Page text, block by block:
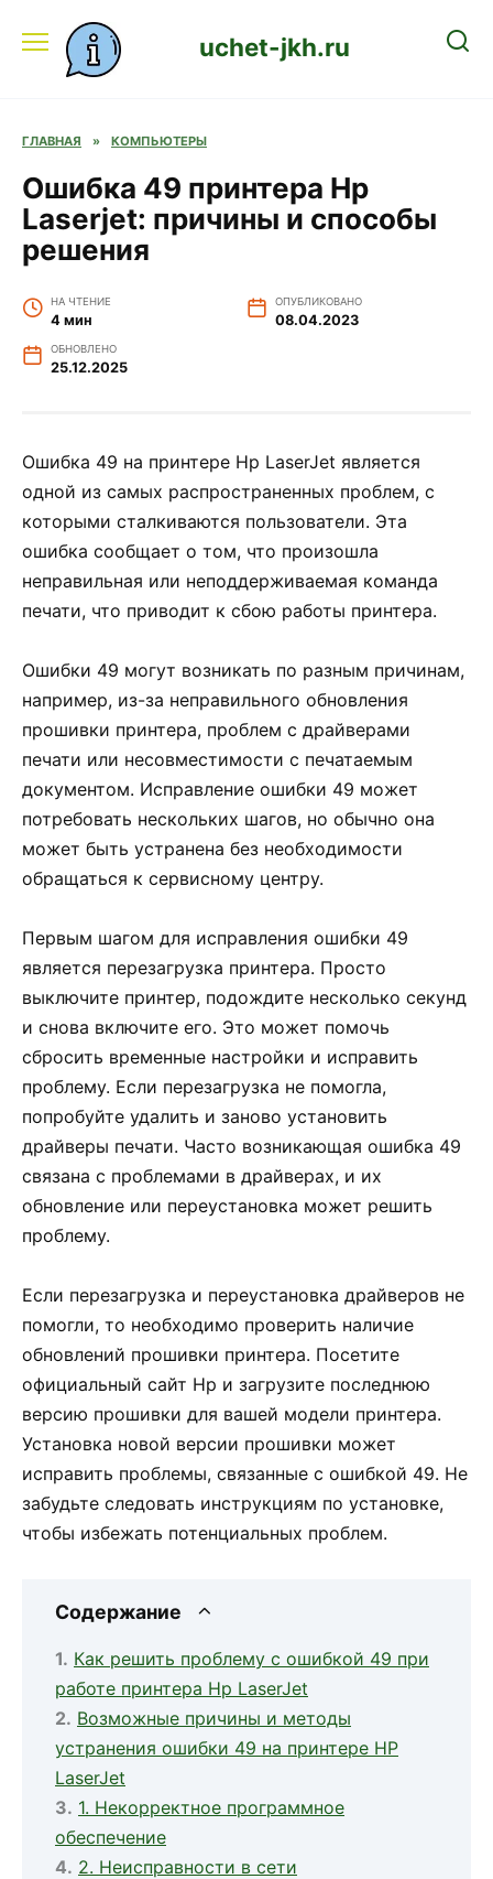
содержанию
uchet-jkh.ru
ГЛАВНАЯ » КОМПЬЮТЕРЫ
Ошибка 49 принтера Hp
Laserjet: причины и способы
решения
НА ЧТЕНИЕ
4 мин
ОПУБЛИКОВАНО
08.04.2023
ОБНОВЛЕНО
25.12.2025
Ошибка 49 на принтере Hp LaserJet является
одной из самых распространенных проблем, с
которыми сталкиваются пользователи. Эта
ошибка сообщает о том, что произошла
неправильная или неподдерживаемая команда
печати, что приводит к сбою работы принтера.
Ошибки 49 могут возникать по разным причинам,
например, из-за неправильного обновления
прошивки принтера, проблем с драйверами
печати или несовместимости с печатаемым
документом. Исправление ошибки 49 может
потребовать нескольких шагов, но обычно она
может быть устранена без необходимости
обращаться к сервисному центру.
Первым шагом для исправления ошибки 49
является перезагрузка принтера. Просто
выключите принтер, подождите несколько секунд
и снова включите его. Это может помочь
сбросить временные настройки и исправить
проблему. Если перезагрузка не помогла,
попробуйте удалить и заново установить
драйверы печати. Часто возникающая ошибка 49
связана с проблемами в драйверах, и их
обновление или переустановка может решить
проблему.
Если перезагрузка и переустановка драйверов не
помогли, то необходимо проверить наличие
обновлений прошивки принтера. Посетите
официальный сайт Hp и загрузите последнюю
версию прошивки для вашей модели принтера.
Установка новой версии прошивки может
исправить проблемы, связанные с ошибкой 49. Не
забудьте следовать инструкциям по установке,
чтобы избежать потенциальных проблем.
Содержание
Как решить проблему с ошибкой 49 при
работе принтера Hp LaserJet
Возможные причины и методы
устранения ошибки 49 на принтере HP
LaserJet
1. Некорректное программное
обеспечение
2. Неисправности в сети